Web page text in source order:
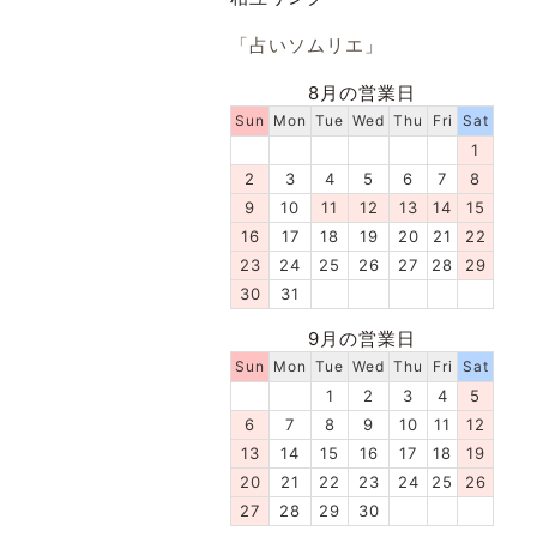
「占いソムリエ」
8月の営業日
Sun Mon Tue Wed Thu Fri Sat
1
2
3 4 5 6 7
8
9
10 11 12 13 14
15
16
17 18 19 20 21
22
23
24 25 26 27 28
29
30
31
9月の営業日
Sun Mon Tue Wed Thu Fri Sat
1 2 3 4
5
6
7 8 9 10 11
12
13
14 15 16 17 18
19
20
21 22 23 24 25
26
27
28 29 30